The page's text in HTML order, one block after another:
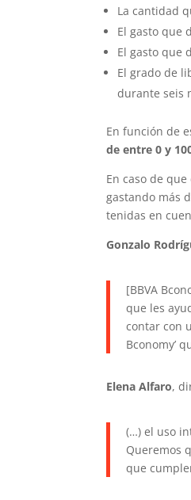
La cantidad
El gasto que
El gasto que
El grado de
durante seis
En función de
de entre 0 y
En caso de
gastando más
tenidas en
Gonzalo
[BBVA
que les
contar con
Bconomy’
Elena Alfaro,
(…) el uso
Queremos
que